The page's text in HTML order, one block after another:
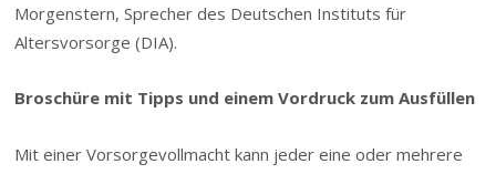
Morgenstern, Sprecher des Deutschen Instituts für
Altersvorsorge (DIA).
Broschüre mit Tipps und einem Vordruck zum Ausfüllen
Mit einer Vorsorgevollmacht kann jeder eine oder mehrere